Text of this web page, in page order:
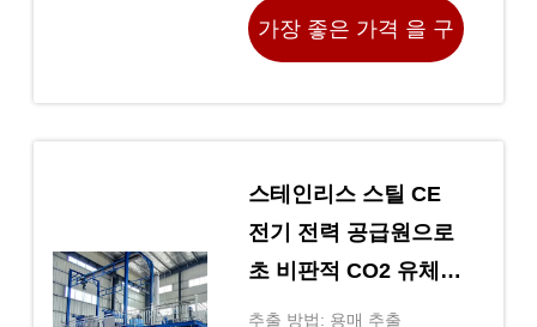
가장 좋은 가격 을 구
스테인리스 스틸 CE
전기 전력 공급원으로
초 비판적 CO2 유체
추출
추출 방법: 용매 추출